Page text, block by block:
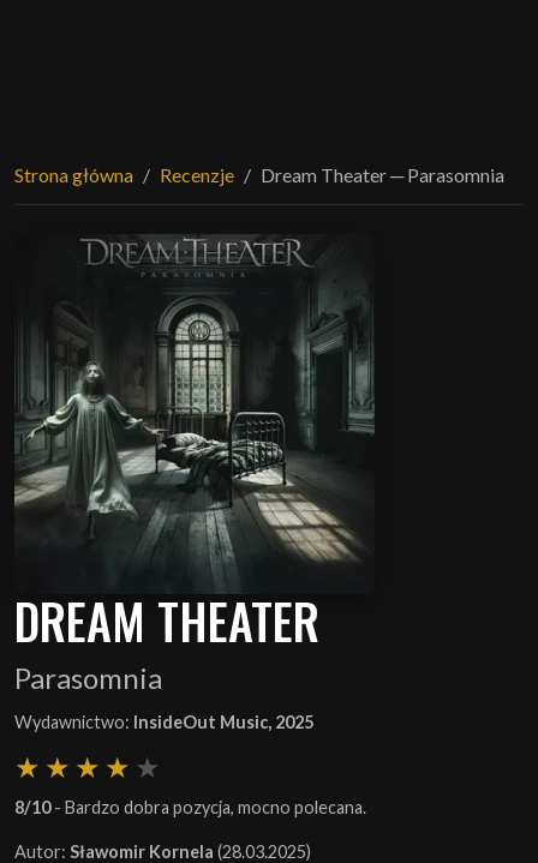
Strona główna Recenzje Dream Theater ─ Parasomnia
DREAM THEATER
Parasomnia
Wydawnictwo: InsideOut Music, 2025
8/10- Bardzo dobra pozycja, mocno polecana.
Autor: Sławomir Kornela (28.03.2025)